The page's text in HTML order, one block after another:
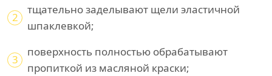
2
тщательно заделывают щели эластичной
шпаклевкой;
3
поверхность полностью обрабатывают
пропиткой из масляной краски;